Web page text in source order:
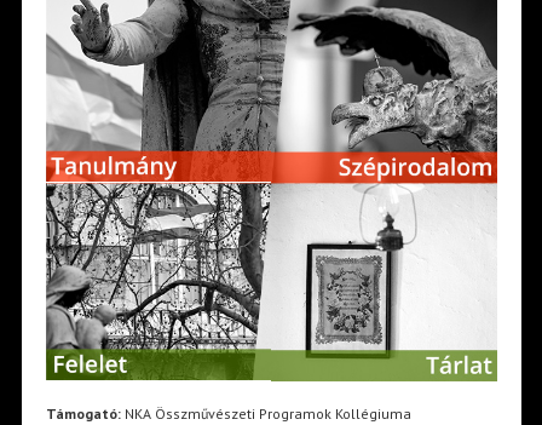
Támogató:NKA Összművészeti Programok Kollégiuma